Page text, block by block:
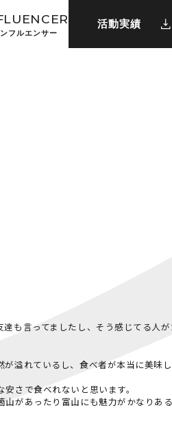
フルエンサー
活動実績
も言ってましたし、そう感じてる人が
溢れているし、食べ者が本当に美味し
さで食べれないと思います。
があったり富山にも魅力がかなりある